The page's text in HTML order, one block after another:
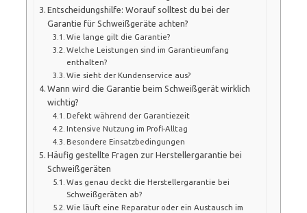
Entscheidungshilfe: Worauf solltest du bei der
Garantie für Schweißgeräte achten?
Wie lange gilt die Garantie?
Welche Leistungen sind im Garantieumfang
enthalten?
Wie sieht der Kundenservice aus?
Wann wird die Garantie beim Schweißgerät wirklich
wichtig?
Defekt während der Garantiezeit
Intensive Nutzung im Profi-Alltag
Besondere Einsatzbedingungen
Häufig gestellte Fragen zur Herstellergarantie bei
Schweißgeräten
Was genau deckt die Herstellergarantie bei
Schweißgeräten ab?
Wie läuft eine Reparatur oder ein Austausch im